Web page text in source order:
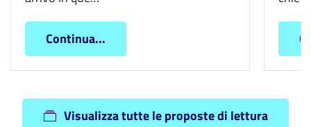
Continua...
Visualizza tutte le proposte di lettura